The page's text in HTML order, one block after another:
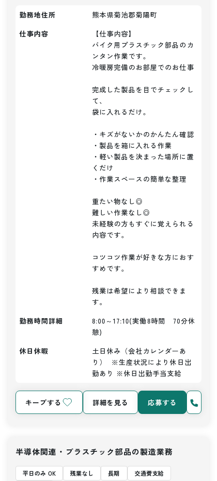
勤務地住所
熊本県菊池郡菊陽町
仕事内容
【仕事内容】
バイク用プラスチック部品のカ
ンタン作業です。
冷暖房完備のお部屋でのお仕事
完成した製品を目でチェックし
て、
袋に入れるだけ。
・キズがないかのかんたん確認
・製品を箱に入れる作業
・軽い製品を決まった場所に置
くだけ
・作業スペースの簡単な整理
重たい物なし◎
難しい作業なし◎
未経験の方もすぐに覚えられる
内容です。
コツコツ作業が好きな方におす
すめです。
残業は希望により相談できま
す。
勤務時間詳細
8:00～17:10(実働8時間　70分休
憩)
休日休暇
土日休み（会社カレンダーあ
り）  ※生産状況により休日出
勤あり ※休日出勤手当支給
キープする 詳細を見る 応募する
半導体関連・プラスチック部品の製造業務
平日のみ OK 残業なし 長期
交通費支給